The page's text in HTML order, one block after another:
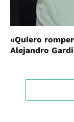
«Quiero
Alejandro